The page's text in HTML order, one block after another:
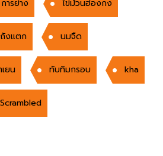
การย่าง ไข่ม้วนฮ่องกง
งแตก นมจืด
เยน ทับทิมกรอบ kha
Scrambled